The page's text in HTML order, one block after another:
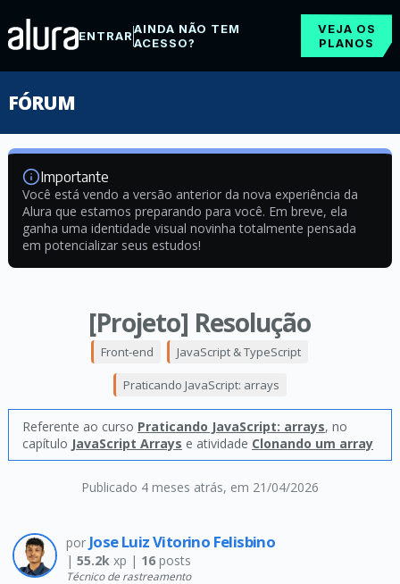
ENTRARAINDA NÃO TEM
ACESSO?
VEJA OS
PLANOS
FÓRUM
Importante
Você está vendo a versão anterior da nova experiência da
Alura que estamos preparando para você. Em breve, ela
ganha uma identidade visual novinha totalmente pensada
em potencializar seus estudos!
[Projeto] Resolução
Publicado 4 meses atrás, em 21/04/2026
Front-end JavaScript & TypeScript
Praticando JavaScript: arrays
Referente ao curso Praticando JavaScript: arrays, no
capítulo JavaScript Arrays e atividade Clonando um array
por Jose Luiz Vitorino Felisbino
| 55.2kxp | 16posts
Técnico de rastreamento